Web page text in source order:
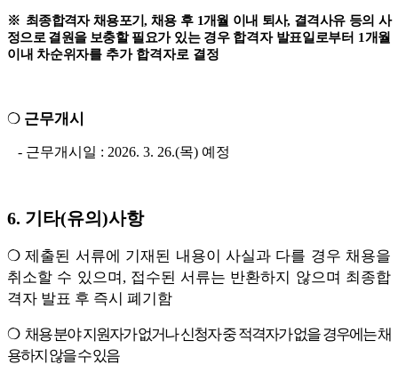
※ 최종합격자 채용포기, 채용 후 1개월 이내 퇴사, 결격사유 등의 사
정으로 결원을 보충할 필요가 있는 경우 합격자 발표일로부터 1개월
이내 차순위자를 추가 합격자로 결정
❍ 근무개시
- 근무개시일 : 2026. 3. 26.(목) 예정
6. 기타(유의 )사항
❍제출된 서류에 기재된 내용이 사실과 다를 경우 채용을
취소할 수 있으며 , 접수된 서류는 반환하지 않으며 최종합
격자 발표 후 즉시 폐기함
❍ 채용 분야 지원자가 없거나 신청자 중 적격자가 없을 경우에는 채
용하지 않을 수 있음